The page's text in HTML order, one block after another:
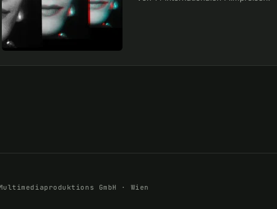
GmbH · Wien